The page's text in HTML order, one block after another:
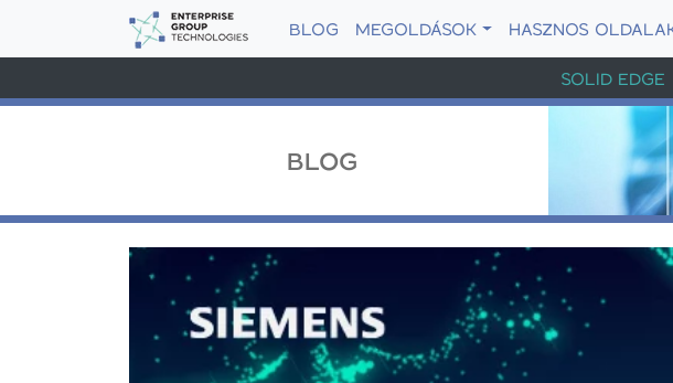
BLOG MEGOLDÁSOK HASZNOS
SOLID EDGE
BLOG